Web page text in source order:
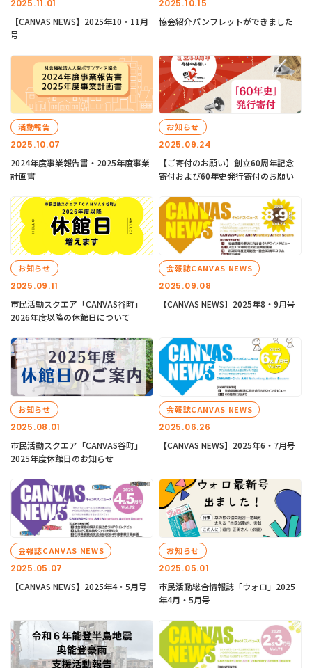
2025.11.01
【CANVAS NEWS】2025年10・11月
号
2025.10.15
協会紹介パンフレットができました
2025.10.07
活動報告
2024年度事業報告書・2025年度事業
計画書
2025.09.24
お知らせ
【ご寄付のお願い】創立60周年記念
寄付および60年史発行寄付のお願い
2025.09.11
お知らせ
市民活動スクエア「CANVAS谷町」
2026年度以降の休館日について
2025.09.08
会報誌CANVAS NEWS
【CANVAS NEWS】2025年8・9月号
2025.08.01
お知らせ
市民活動スクエア「CANVAS谷町」
2025年度休館日のお知らせ
2025.06.26
会報誌CANVAS NEWS
【CANVAS NEWS】2025年6・7月号
2025.05.07
会報誌CANVAS NEWS
【CANVAS NEWS】2025年4・5月号
2025.05.01
お知らせ
市民活動総合情報誌「ウォロ」2025
年4月・5月号